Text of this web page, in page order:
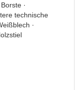
·
technische
·